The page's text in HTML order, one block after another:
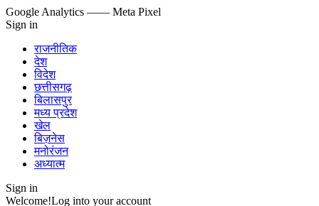
Google Analytics —— Meta Pixel
Sign in
राजनीतिक
देश
विदेश
छत्तीसगढ़
बिलासपुर
मध्य प्रदेश
खेल
बिज़नेस
मनोरंजन
अध्यात्म
Sign in
Welcome!Log into your account